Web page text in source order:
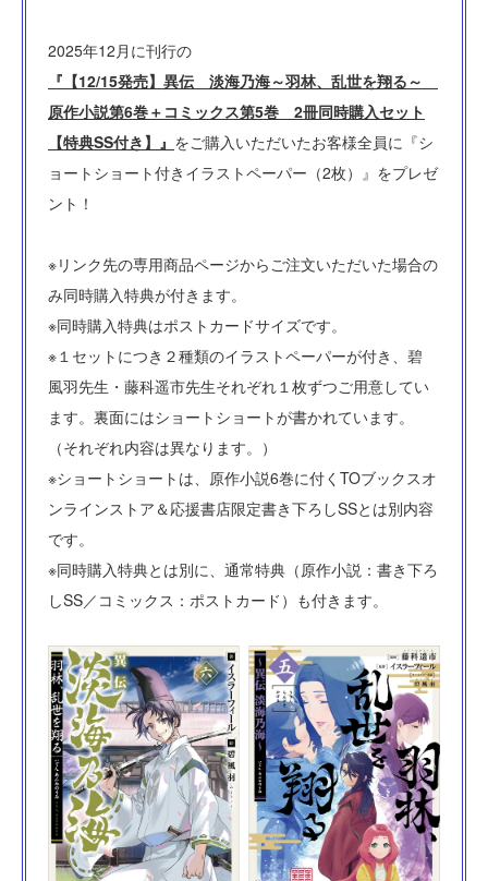
2025年12月に刊行の
『【12/15発売】異伝 淡海乃海～羽林、乱世を翔る～
原作小説第6巻＋コミックス第5巻 2冊同時購入セット
【特典SS付き】』 をご購入いただいたお客様全員に『シ
ョートショート付きイラストペーパー（2枚）』をプレゼ
ント！
※リンク先の専用商品ページからご注文いただいた場合の
み同時購入特典が付きます。
※同時購入特典はポストカードサイズです。
※１セットにつき２種類のイラストペーパーが付き、碧
風羽先生・藤科遥市先生それぞれ１枚ずつご用意してい
ます。裏面にはショートショートが書かれています。
（それぞれ内容は異なります。）
※ショートショートは、原作小説6巻に付くTOブックスオ
ンラインストア＆応援書店限定書き下ろしSSとは別内容
です。
※同時購入特典とは別に、通常特典（原作小説：書き下ろ
しSS／コミックス：ポストカード）も付きます。